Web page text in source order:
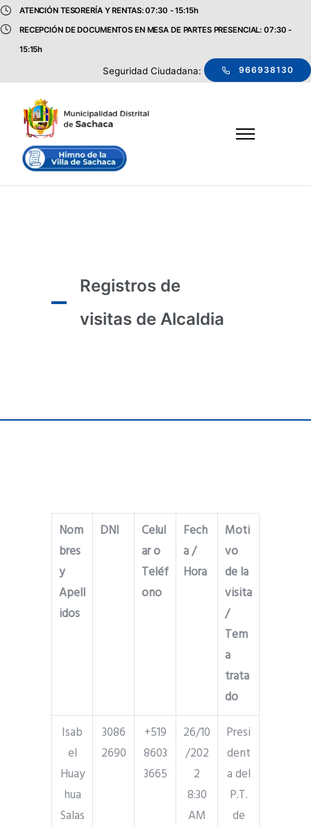
ATENCIÓN TESORERÍA Y RENTAS: 07:30 - 15:15h
RECEPCIÓN DE DOCUMENTOS EN MESA DE PARTES PRESENCIAL: 07:30 -
15:15h
Seguridad Ciudadana: 966938130
Registros de
visitas de Alcaldia
Nom
bres
y
Apell
idos
DNI
Celul
ar o
Teléf
ono
Fech
a /
Hora
Moti
vo
de la
visita
/
Tem
a
trata
do
Isab
el
Huay
hua
Salas
3086
2690
+519
8603
3665
26/10
/202
2
8:30
AM
Presi
dent
a del
P.T.
de